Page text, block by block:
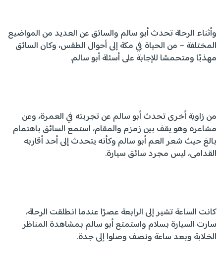
وأثناء الرحلة تحدث أبو سالم والسائق عن العديد من المواضيع
المختلفة – من الحياة في مكة إلى أحوال الطقس، وكان السائق
مهذبًا ومتحمسًا للإجابة على أسئلة أبو سالم.
من زاوية أخرى تحدث أبو سالم عن تجربته في العمرة، وعن
مشاعره وهو يقف بين زمزم والمقام، استمع السائق باهتمام
بالغ حيث شعر العم أبو سالم وكأنه يتحدث إلى أحد أقاربه
القدامى، ليس مجرد سائق سيارة.
كانت الساعة تشير إلى الرابعة عصرًا عندما انطلقت الرحلة،
سارت السيارة بسلام واستمتع أبو سالم بمشاهدة المناظر
الخلابة وبعد ساعة ونصف وصلوا إلى جدة.